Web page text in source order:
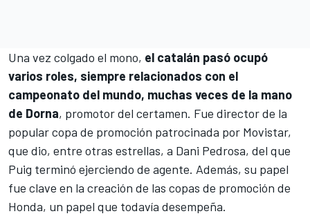
Una vez colgado el mono, el catalán pasó ocupó
varios roles, siempre relacionados con el
campeonato del mundo, muchas veces de la mano
de Dorna, promotor del certamen. Fue director de la
popular copa de promoción patrocinada por Movistar,
que dio, entre otras estrellas, a Dani Pedrosa, del que
Puig terminó ejerciendo de agente. Además, su papel
fue clave en la creación de las copas de promoción de
Honda, un papel que todavía desempeña.